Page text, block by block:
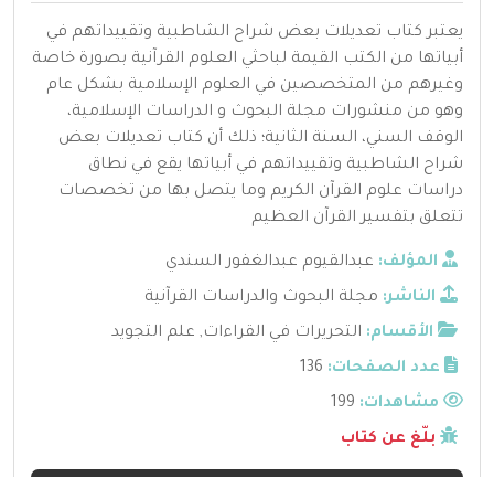
يعتبر كتاب تعديلات بعض شراح الشاطبية وتقييداتهم في
أبياتها من الكتب القيمة لباحثي العلوم القرآنية بصورة خاصة
وغيرهم من المتخصصين في العلوم الإسلامية بشكل عام
وهو من منشورات مجلة البحوث و الدراسات الإسلامية،
الوقف السني، السنة الثانية؛ ذلك أن كتاب تعديلات بعض
شراح الشاطبية وتقييداتهم في أبياتها يقع في نطاق
دراسات علوم القرآن الكريم وما يتصل بها من تخصصات
تتعلق بتفسير القرآن العظيم
المؤلف: عبدالقيوم عبدالغفور السندي
الناشر: مجلة البحوث والدراسات القرآنية
الأقسام: التحريرات في القراءات, علم التجويد
عدد الصفحات: 136
مشاهدات:
بلّغ عن كتاب